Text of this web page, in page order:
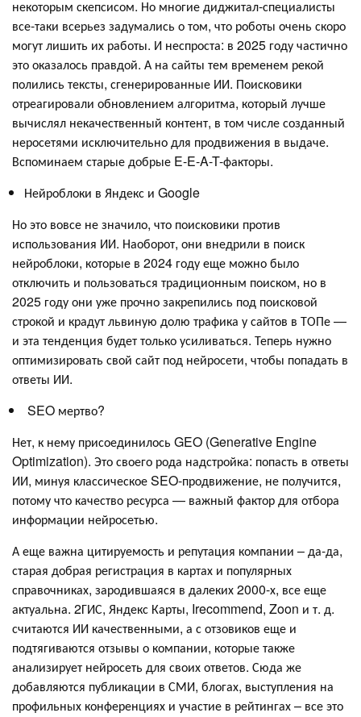
некоторым скепсисом. Но многие диджитал-специалисты
все-таки всерьез задумались о том, что роботы очень скоро
могут лишить их работы. И неспроста: в 2025 году частично
это оказалось правдой. А на сайты тем временем рекой
полились тексты, сгенерированные ИИ. Поисковики
отреагировали обновлением алгоритма, который лучше
вычислял некачественный контент, в том числе созданный
неросетями исключительно для продвижения в выдаче.
Вспоминаем старые добрые E-E-A-T-факторы.
Нейроблоки в Яндекс и Google
Но это вовсе не значило, что поисковики против
использования ИИ. Наоборот, они внедрили в поиск
нейроблоки, которые в 2024 году еще можно было
отключить и пользоваться традиционным поиском, но в
2025 году они уже прочно закрепились под поисковой
строкой и крадут львиную долю трафика у сайтов в ТОПе —
и эта тенденция будет только усиливаться. Теперь нужно
оптимизировать свой сайт под нейросети, чтобы попадать в
ответы ИИ.
SEO мертво?
Нет, к нему присоединилось GEO (Generative Engine
Optimization). Это своего рода надстройка: попасть в ответы
ИИ, минуя классическое SEO-продвижение, не получится,
потому что качество ресурса — важный фактор для отбора
информации нейросетью.
А еще важна цитируемость и репутация компании – да-да,
старая добрая регистрация в картах и популярных
справочниках, зародившаяся в далеких 2000-х, все еще
актуальна. 2ГИС, Яндекс Карты, Irecommend, Zoon и т. д.
считаются ИИ качественными, а с отзовиков еще и
подтягиваются отзывы о компании, которые также
анализирует нейросеть для своих ответов. Сюда же
добавляются публикации в СМИ, блогах, выступления на
профильных конференциях и участие в рейтингах – все это